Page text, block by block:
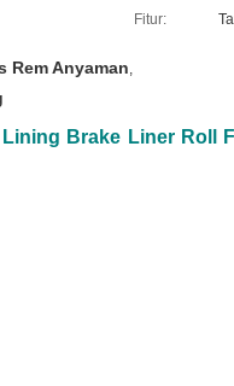
Fitur:
Rem Anyaman,
Brake Liner Roll